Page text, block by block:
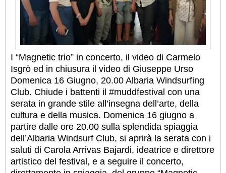
I “Magnetic trio” in concerto, il video di Carmelo
Isgrò ed in chiusura il video di Giuseppe Urso
Domenica 16 Giugno, 20.00 Albaria Windsurfing
Club. Chiude i battenti il #muddfestival con una
serata in grande stile all’insegna dell’arte, della
cultura e della musica. Domenica 16 giugno a
partire dalle ore 20.00 sulla splendida spiaggia
dell’Albaria Windsurf Club, si aprirà la serata con i
saluti di Carola Arrivas Bajardi, ideatrice e direttore
artistico del festival, e a seguire il concerto,